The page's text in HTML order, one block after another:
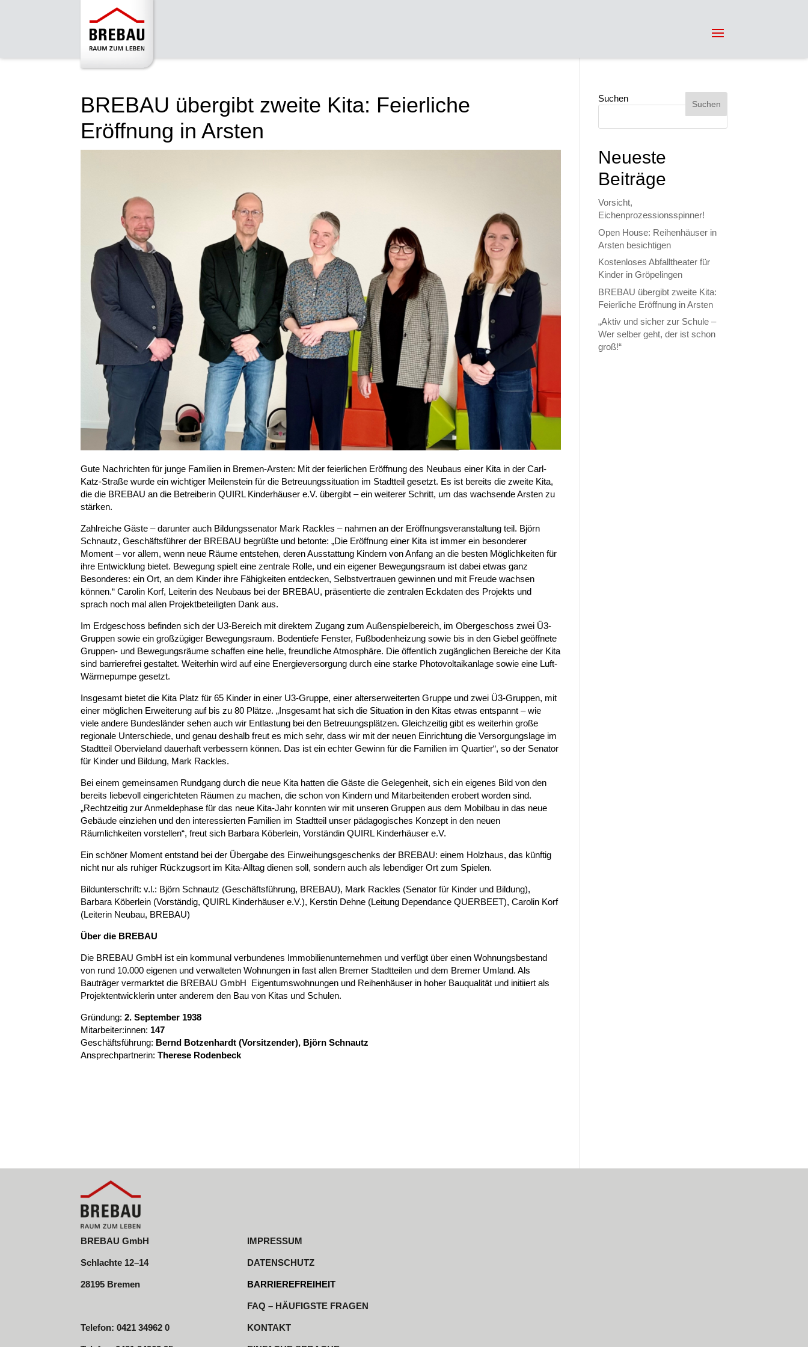
BREBAU übergibt zweite Kita: Feierliche
Eröffnung in Arsten
Gute Nachrichten für junge Familien in Bremen-Arsten: Mit der feierlichen Eröffnung des Neubaus einer Kita in der Carl-
Katz-Straße wurde ein wichtiger Meilenstein für die Betreuungssituation im Stadtteil gesetzt. Es ist bereits die zweite Kita,
die die BREBAU an die Betreiberin QUIRL Kinderhäuser e.V. übergibt – ein weiterer Schritt, um das wachsende Arsten zu
stärken.
Zahlreiche Gäste – darunter auch Bildungssenator Mark Rackles – nahmen an der Eröffnungsveranstaltung teil. Björn
Schnautz, Geschäftsführer der BREBAU begrüßte und betonte: „Die Eröffnung einer Kita ist immer ein besonderer
Moment – vor allem, wenn neue Räume entstehen, deren Ausstattung Kindern von Anfang an die besten Möglichkeiten für
ihre Entwicklung bietet. Bewegung spielt eine zentrale Rolle, und ein eigener Bewegungsraum ist dabei etwas ganz
Besonderes: ein Ort, an dem Kinder ihre Fähigkeiten entdecken, Selbstvertrauen gewinnen und mit Freude wachsen
können.“ Carolin Korf, Leiterin des Neubaus bei der BREBAU, präsentierte die zentralen Eckdaten des Projekts und
sprach noch mal allen Projektbeteiligten Dank aus.
Im Erdgeschoss befinden sich der U3-Bereich mit direktem Zugang zum Außenspielbereich, im Obergeschoss zwei Ü3-
Gruppen sowie ein großzügiger Bewegungsraum. Bodentiefe Fenster, Fußbodenheizung sowie bis in den Giebel geöffnete
Gruppen- und Bewegungsräume schaffen eine helle, freundliche Atmosphäre. Die öffentlich zugänglichen Bereiche der Kita
sind barrierefrei gestaltet. Weiterhin wird auf eine Energieversorgung durch eine starke Photovoltaikanlage sowie eine Luft-
Wärmepumpe gesetzt.
Insgesamt bietet die Kita Platz für 65 Kinder in einer U3-Gruppe, einer alterserweiterten Gruppe und zwei Ü3-Gruppen, mit
einer möglichen Erweiterung auf bis zu 80 Plätze. „Insgesamt hat sich die Situation in den Kitas etwas entspannt – wie
viele andere Bundesländer sehen auch wir Entlastung bei den Betreuungsplätzen. Gleichzeitig gibt es weiterhin große
regionale Unterschiede, und genau deshalb freut es mich sehr, dass wir mit der neuen Einrichtung die Versorgungslage im
Stadtteil Obervieland dauerhaft verbessern können. Das ist ein echter Gewinn für die Familien im Quartier“, so der Senator
für Kinder und Bildung, Mark Rackles.
Bei einem gemeinsamen Rundgang durch die neue Kita hatten die Gäste die Gelegenheit, sich ein eigenes Bild von den
bereits liebevoll eingerichteten Räumen zu machen, die schon von Kindern und Mitarbeitenden erobert worden sind.
„Rechtzeitig zur Anmeldephase für das neue Kita-Jahr konnten wir mit unseren Gruppen aus dem Mobilbau in das neue
Gebäude einziehen und den interessierten Familien im Stadtteil unser pädagogisches Konzept in den neuen
Räumlichkeiten vorstellen“, freut sich Barbara Köberlein, Vorständin QUIRL Kinderhäuser e.V.
Ein schöner Moment entstand bei der Übergabe des Einweihungsgeschenks der BREBAU: einem Holzhaus, das künftig
nicht nur als ruhiger Rückzugsort im Kita-Alltag dienen soll, sondern auch als lebendiger Ort zum Spielen.
Bildunterschrift: v.l.: Björn Schnautz (Geschäftsführung, BREBAU), Mark Rackles (Senator für Kinder und Bildung),
Barbara Köberlein (Vorständig, QUIRL Kinderhäuser e.V.), Kerstin Dehne (Leitung Dependance QUERBEET), Carolin Korf
(Leiterin Neubau, BREBAU)
Über die BREBAU
Die BREBAU GmbH ist ein kommunal verbundenes Immobilienunternehmen und verfügt über einen Wohnungsbestand
von rund 10.000 eigenen und verwalteten Wohnungen in fast allen Bremer Stadtteilen und dem Bremer Umland. Als
Bauträger vermarktet die BREBAU GmbH Eigentumswohnungen und Reihenhäuser in hoher Bauqualität und initiiert als
Projektentwicklerin unter anderem den Bau von Kitas und Schulen.
Gründung:2. September 1938
Mitarbeiter:innen: 147
Geschäftsführung: Bernd Botzenhardt (Vorsitzender), Björn Schnautz
Ansprechpartnerin:Therese Rodenbeck
Suchen
Suchen
Neueste
Beiträge
Vorsicht,
Eichenprozessionsspinner!
Open House: Reihenhäuser in
Arsten besichtigen
Kostenloses Abfalltheater für
Kinder in Gröpelingen
BREBAU übergibt zweite Kita:
Feierliche Eröffnung in Arsten
„Aktiv und sicher zur Schule –
Wer selber geht, der ist schon
groß!“
BREBAU GmbH
Schlachte 12–14
28195 Bremen
Telefon: 0421 34962 0
IMPRESSUM
DATENSCHUTZ
BARRIEREFREIHEIT
FAQ – HÄUFIGSTE FRAGEN
KONTAKT